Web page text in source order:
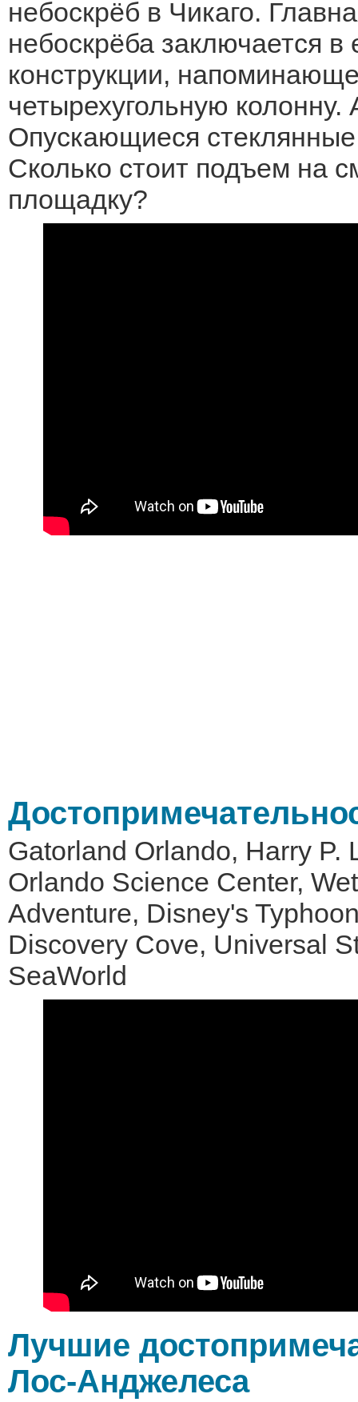
небоскрёб в Чикаго.
небоскрёба заключается в
конструкции,
четырехугольную колонну.
Опускающиеся
Сколько стоит подъем на
площадку?
Gatorland Orlando, Harry P.
Orlando Science Center,
Adventure, Disney's
Discovery Cove, Universal
SeaWorld
Лучшие
Лос-Анджелеса